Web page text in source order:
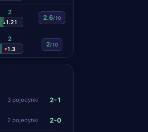
2
▴1.21
2.6/10
2
▾1.3
2/10
3 pojedynki 2-1
2 pojedynki 2-0